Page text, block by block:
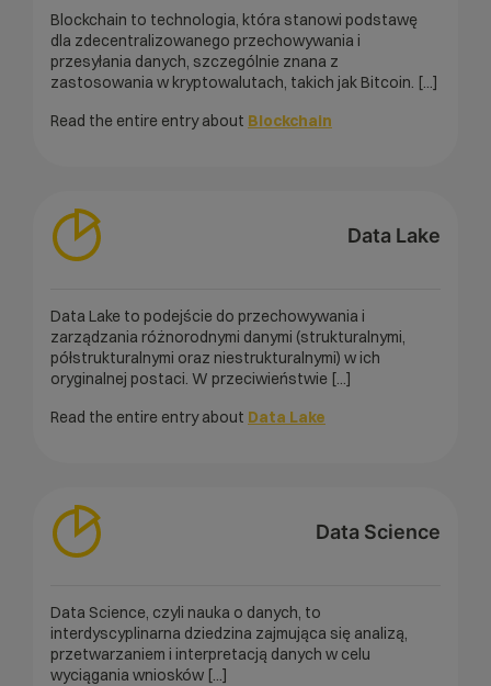
Blockchain to technologia, która stanowi podstawę
dla zdecentralizowanego przechowywania i
przesyłania danych, szczególnie znana z
zastosowania w kryptowalutach, takich jak Bitcoin. [...]
Read the entire entry about Blockchain
Data Lake
Data Lake to podejście do przechowywania i
zarządzania różnorodnymi danymi (strukturalnymi,
półstrukturalnymi oraz niestrukturalnymi) w ich
oryginalnej postaci. W przeciwieństwie [...]
Read the entire entry about Data Lake
Data Science
Data Science, czyli nauka o danych, to
interdyscyplinarna dziedzina zajmująca się analizą,
przetwarzaniem i interpretacją danych w celu
wyciągania wniosków [...]